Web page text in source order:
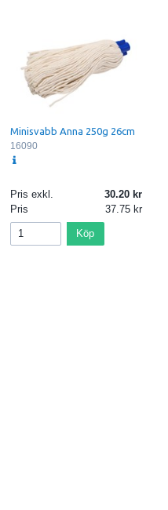
Minisvabb Anna 250g 26cm
16090
Pris exkl.
30.20
Pris
37.75
Köp